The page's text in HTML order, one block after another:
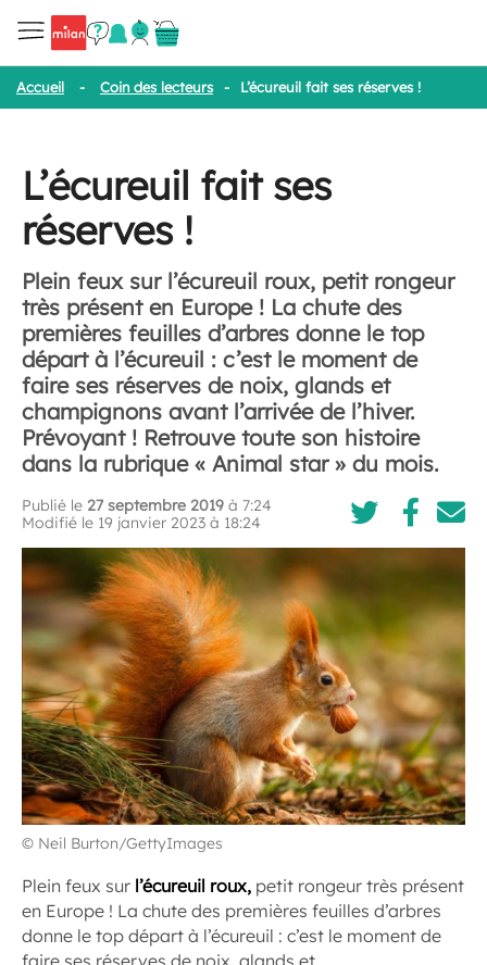
Accueil - Coin des lecteurs - L’écureuil fait ses réserves !
L’écureuil fait ses
réserves !
Plein feux sur l’écureuil roux, petit rongeur
très présent en Europe ! La chute des
premières feuilles d’arbres donne le top
départ à l’écureuil : c’est le moment de
faire ses réserves de noix, glands et
champignons avant l’arrivée de l’hiver.
Prévoyant ! Retrouve toute son histoire
dans la rubrique « Animal star » du mois.
Publié le 27 septembre 2019 à 7:24
Modifié le 19 janvier 2023 à 18:24
© Neil Burton/GettyImages
Plein feux sur l’écureuil roux, petit rongeur très présent
en Europe ! La chute des premières feuilles d’arbres
donne le top départ à l’écureuil : c’est le moment de
faire ses réserves de noix, glands et